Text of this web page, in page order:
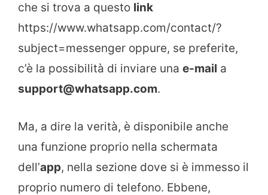
che si trova a questo link
https://www.whatsapp.com/contact/?
subject=messenger oppure, se preferite,
c’è la possibilità di inviare una e-mail a
support@whatsapp.com.
Ma, a dire la verità, è disponibile anche
una funzione proprio nella schermata
dell’app, nella sezione dove si è immesso il
proprio numero di telefono. Ebbene,